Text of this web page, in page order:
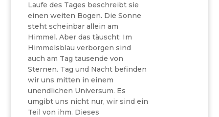
Laufe des Tages beschreibt sie
einen weiten Bogen. Die Sonne
steht scheinbar allein am
Himmel. Aber das täuscht: Im
Himmelsblau verborgen sind
auch am Tag tausende von
Sternen. Tag und Nacht befinden
wir uns mitten in einem
unendlichen Universum. Es
umgibt uns nicht nur, wir sind ein
Teil von ihm. Dieses